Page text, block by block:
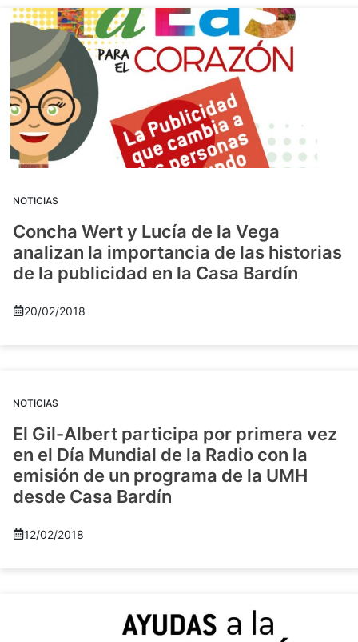
NOTICIAS
Concha Wert y Lucía de la Vega
analizan la importancia de las historias
de la publicidad en la Casa Bardín
20/02/2018
NOTICIAS
El Gil-Albert participa por primera vez
en el Día Mundial de la Radio con la
emisión de un programa de la UMH
desde Casa Bardín
12/02/2018